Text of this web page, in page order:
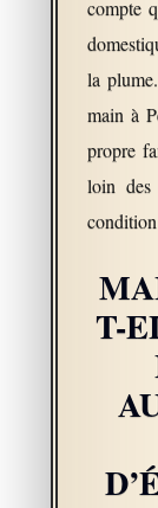
compte
la
main à
propre
loin des
T-